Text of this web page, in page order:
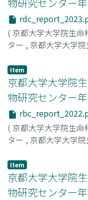
( 京都大学大学院生
ター , 京都大学大学
京都大学大学院生命
ー;Radiation
Item
京都大学大学院
物研究センター
( 京都大学大学院生
ター , 京都大学大学
京都大学大学院生命
ー;Radiation
Item
京都大学大学院
物研究センター